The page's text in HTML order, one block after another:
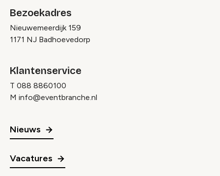
Bezoekadres
Nieuwemeerdijk 159
1171 NJ Badhoevedorp
Klantenservice
T 088 8860100
M info@eventbranche.nl
Nieuws
Vacatures